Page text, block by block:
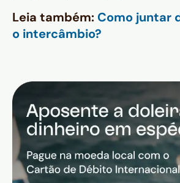
Leia também: Como juntar
o intercâmbio?